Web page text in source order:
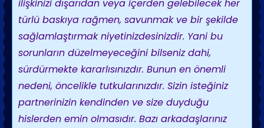
ilişkinizi dışarıdan veya içerden gelebilecek her
türlü baskıya rağmen, savunmak ve bir şekilde
sağlamlaştırmak niyetinizdesinizdir. Yani bu
sorunların düzelmeyeceğini bilseniz dahi,
sürdürmekte kararlısınızdır. Bunun en önemli
nedeni, öncelikle tutkularınızdır. Sizin isteğiniz
partnerinizin kendinden ve size duyduğu
hislerden emin olmasıdır. Bazı arkadaşlarınız